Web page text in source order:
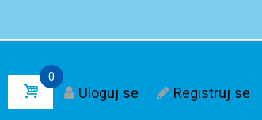
0
Uloguj se Registruj se